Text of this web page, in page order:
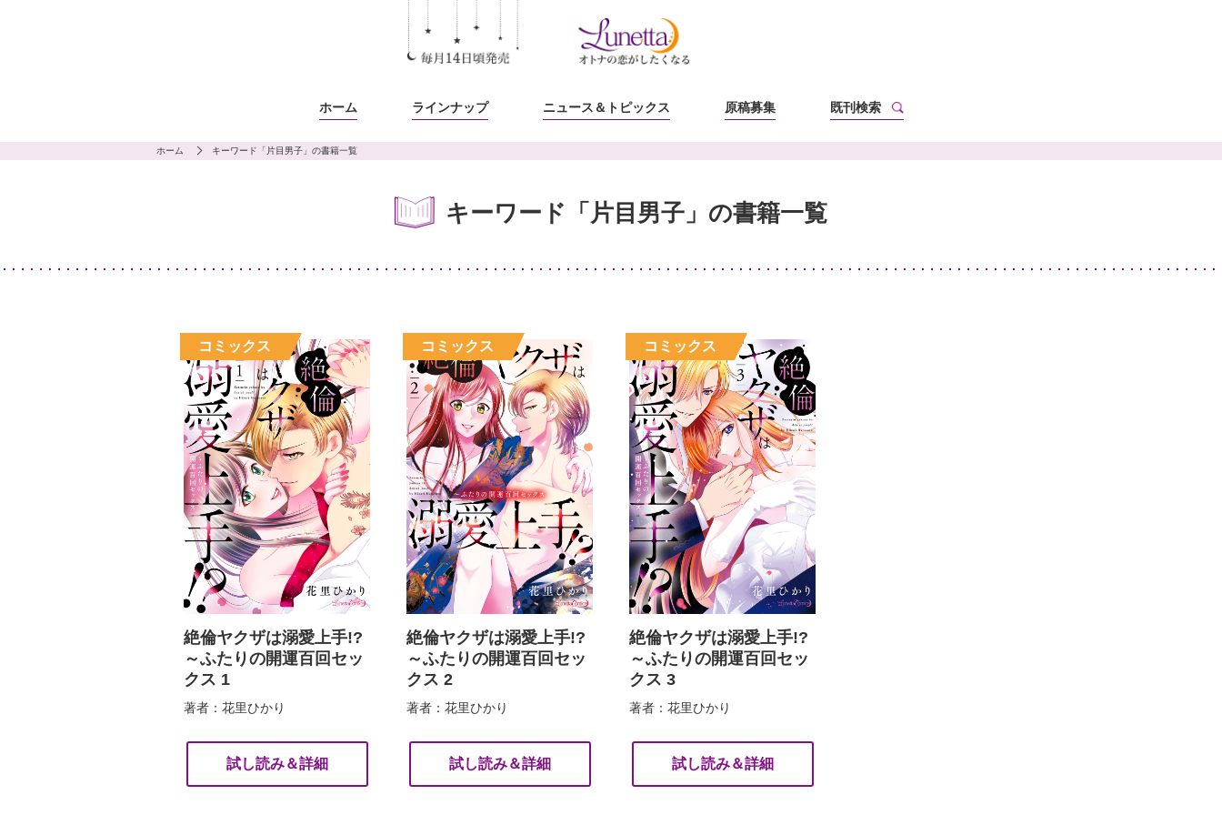
ホーム ラインナップ ニュース ＆トピックス 原稿募集 既刊検索
ホーム キーワード「片目男子」の書籍一覧
キーワード「片目男子」の書籍一覧
絶倫ヤクザは溺愛上手!?
～ふたりの開運百回セッ
クス 1
著者：花里ひかり
試し読み＆詳細
絶倫ヤクザは溺愛上手!?
～ふたりの開運百回セッ
クス 2
著者：花里ひかり
試し読み＆詳細
絶倫ヤクザは溺愛上手!?
～ふたりの開運百回セッ
クス 3
著者：花里ひかり
試し読み＆詳細